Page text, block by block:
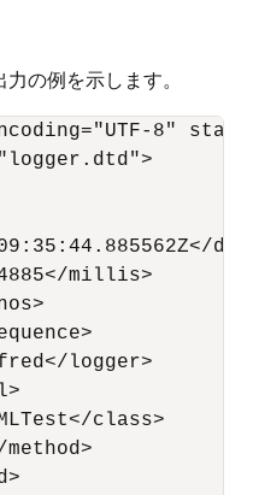
の例を示します。
8"
"logger.dtd">
millis>
logger>
class>
method>